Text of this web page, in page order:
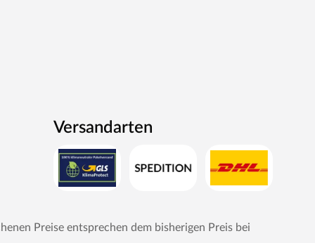
Versandarten
Preise entsprechen dem bisherigen Preis bei